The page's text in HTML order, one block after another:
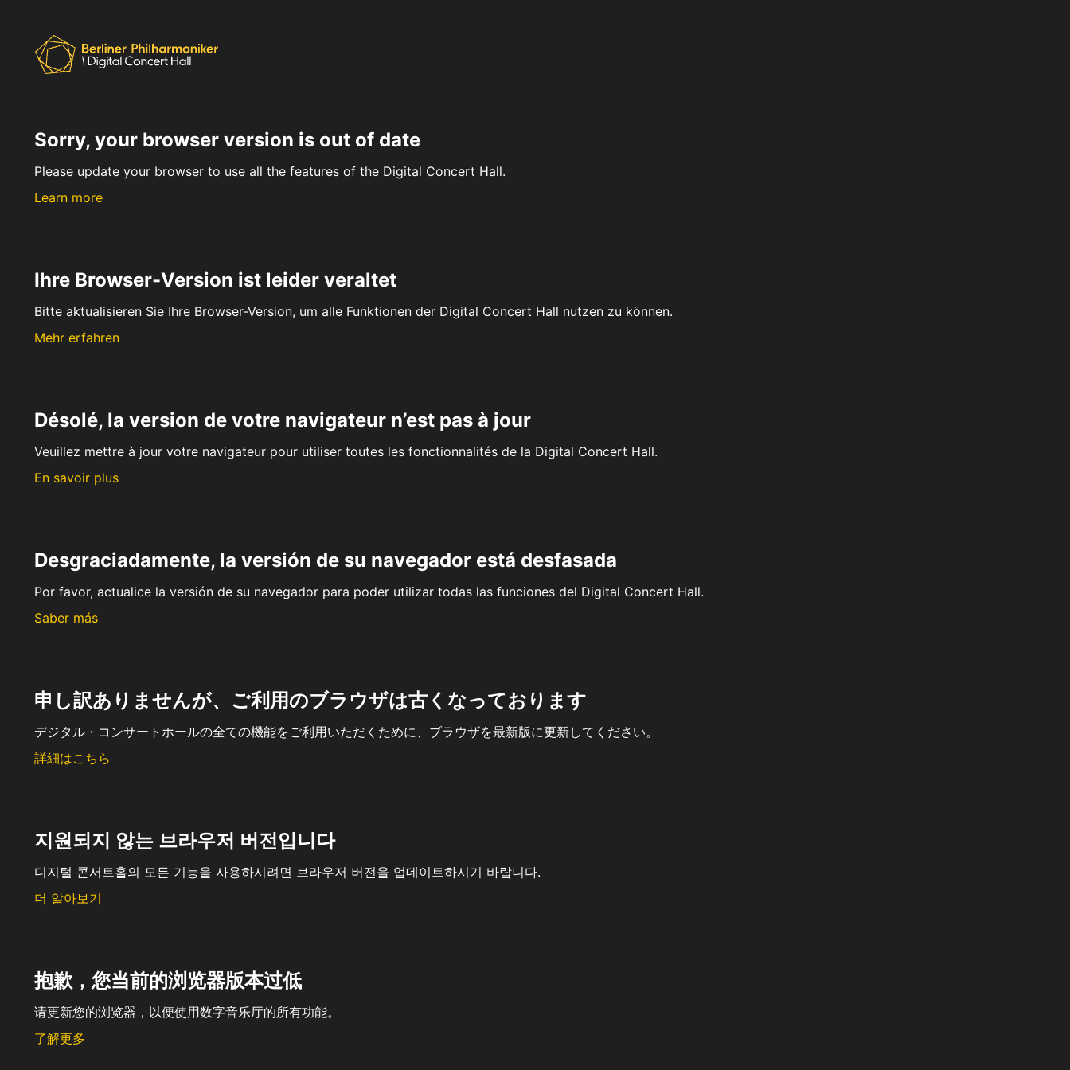
Sorry, your browser version is out of date
Please update your browser to use all the features of the Digital Concert Hall.
Learn more
Ihre Browser-Version ist leider veraltet
Bitte aktualisieren Sie Ihre Browser-Version, um alle Funktionen der Digital Concert Hall nutzen zu können.
Mehr erfahren
Désolé, la version de votre navigateur n’est pas à jour
Veuillez mettre à jour votre navigateur pour utiliser toutes les fonctionnalités de la Digital Concert Hall.
En savoir plus
Desgraciadamente, la versión de su navegador está desfasada
Por favor, actualice la versión de su navegador para poder utilizar todas las funciones del Digital Concert Hall.
Saber más
申し訳ありませんが、ご利用のブラウザは古くなっております
デジタル・コンサートホールの全ての機能をご利用いただくために、ブラウザを最新版に更新してください。
詳細はこちら
지원되지 않는 브라우저 버전입니다
디지털 콘서트홀의 모든 기능을 사용하시려면 브라우저 버전을 업데이트하시기 바랍니다.
더 알아보기
抱歉，您当前的浏览器版本过低
请更新您的浏览器，以便使用数字音乐厅的所有功能。
了解更多